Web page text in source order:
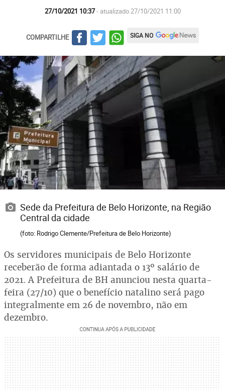
27/10/2021 10:37- atualizado 27/10/2021 11:00
COMPARTILHE SIGA NO
Sede da Prefeitura de Belo Horizonte, na Região
Central da cidade
(foto: Rodrigo Clemente/Prefeitura de Belo Horizonte)
Os servidores municipais de Belo Horizonte
receberão de forma adiantada o 13º salário de
2021. A Prefeitura de BH anunciou nesta quarta-
feira (27/10) que o benefício natalino será pago
integralmente em 26 de novembro, não em
dezembro.